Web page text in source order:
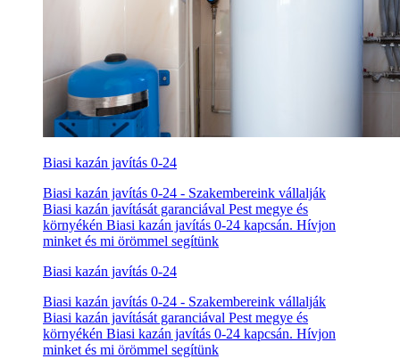
Biasi kazán javítás 0-24
Biasi kazán javítás 0-24 - Szakembereink vállalják
Biasi kazán javítását garanciával Pest megye és
környékén Biasi kazán javítás 0-24 kapcsán. Hívjon
minket és mi örömmel segítünk
Biasi kazán javítás 0-24
Biasi kazán javítás 0-24 - Szakembereink vállalják
Biasi kazán javítását garanciával Pest megye és
környékén Biasi kazán javítás 0-24 kapcsán. Hívjon
minket és mi örömmel segítünk